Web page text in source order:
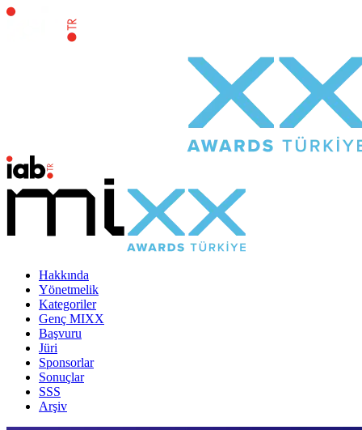
Hakkında
Yönetmelik
Kategoriler
Genç MIXX
Başvuru
Jüri
Sponsorlar
Sonuçlar
SSS
Arşiv